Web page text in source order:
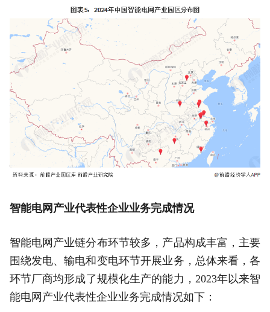
智能电网产业代表性企业业务完成情况
智能电网产业链分布环节较多，产品构成丰富，主要
围绕发电、输电和变电环节开展业务，总体来看，各
环节厂商均形成了规模化生产的能力，2023年以来智
能电网产业代表性企业业务完成情况如下：